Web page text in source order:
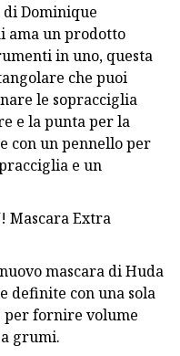
Dominique
ama un prodotto
in uno, questa
che puoi
le sopracciglia
e la punta per la
con un pennello per
e un
Mascara Extra
mascara di Huda
definite con una sola
per fornire volume
grumi.